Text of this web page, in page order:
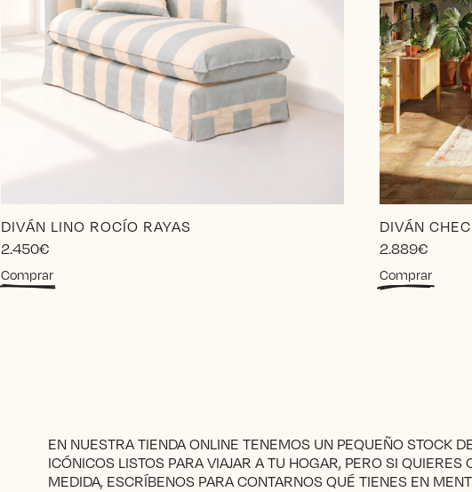
DIVÁN LINO ROCÍO RAYAS
2.450€
Comprar
DIVÁN
2.889€
Comprar
EN NUESTRA TIENDA ONLINE TENEMOS UN PEQUEÑO STOCK
ICÓNICOS LISTOS PARA VIAJAR A TU HOGAR, PERO SI
MEDIDA, ESCRÍBENOS PARA CONTARNOS QUÉ TIENES EN